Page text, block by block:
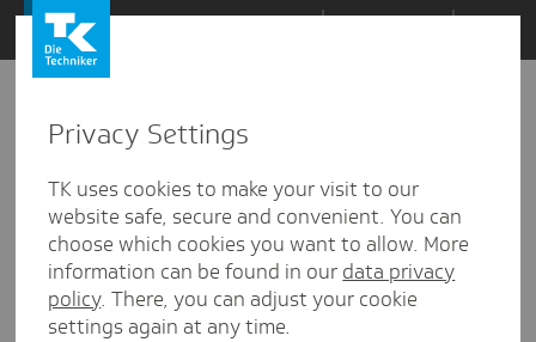
Zum
Inhalt
springen
den
Kommentaren
Privacy Settings
TK uses cookies to make your visit to our
website safe, secure and convenient. You can
choose which cookies you want to allow. More
information can be found in our data privacy
policy. There, you can adjust your cookie
settings again at any time.